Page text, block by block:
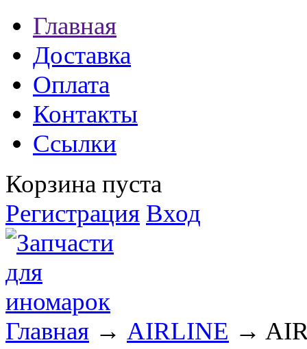
Главная
Доставка
Оплата
Контакты
Ссылки
Корзина пуста
Регистрация Вход
Главная → AIRLINE →